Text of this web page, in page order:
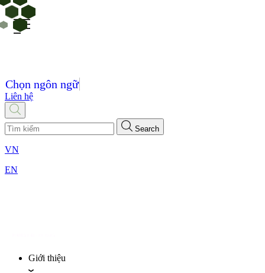
Chọn ngôn ngữ
Liên hệ
Search
VN
EN
Giới thiệu